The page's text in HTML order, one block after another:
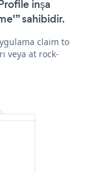
inşa
sahibidir.
claim to
veya at rock-